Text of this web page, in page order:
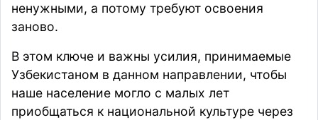
ненужными, а потому требуют освоения
заново.
В этом ключе и важны усилия, принимаемые
Узбекистаном в данном направлении, чтобы
наше население могло с малых лет
приобщаться к национальной культуре через